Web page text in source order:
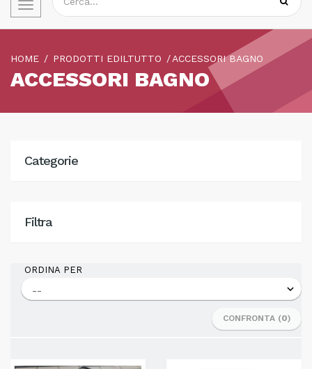
Toggle
navigation
HOME PRODOTTI EDILTUTTO ACCESSORI BAGNO
ACCESSORI BAGNO
Categorie
Filtra
ORDINA PER
CONFRONTA (0)